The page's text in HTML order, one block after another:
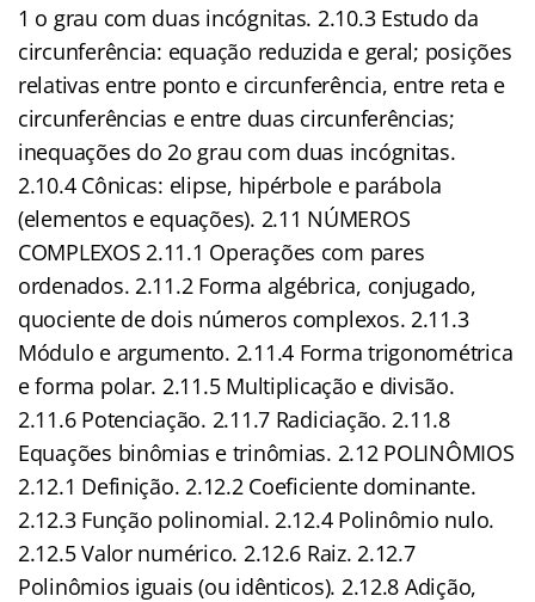
1 o grau com duas incógnitas. 2.10.3 Estudo da
circunferência: equação reduzida e geral; posições
relativas entre ponto e circunferência, entre reta e
circunferências e entre duas circunferências;
inequações do 2o grau com duas incógnitas.
2.10.4 Cônicas: elipse, hipérbole e parábola
(elementos e equações). 2.11 NÚMEROS
COMPLEXOS 2.11.1 Operações com pares
ordenados. 2.11.2 Forma algébrica, conjugado,
quociente de dois números complexos. 2.11.3
Módulo e argumento. 2.11.4 Forma trigonométrica
e forma polar. 2.11.5 Multiplicação e divisão.
2.11.6 Potenciação. 2.11.7 Radiciação. 2.11.8
Equações binômias e trinômias. 2.12 POLINÔMIOS
2.12.1 Definição. 2.12.2 Coeficiente dominante.
2.12.3 Função polinomial. 2.12.4 Polinômio nulo.
2.12.5 Valor numérico. 2.12.6 Raiz. 2.12.7
Polinômios iguais (ou idênticos). 2.12.8 Adição,